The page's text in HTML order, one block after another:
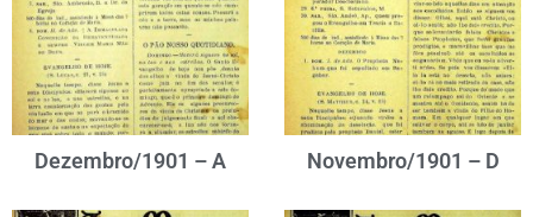
Dezembro/1901 – A Novembro/1901 – D